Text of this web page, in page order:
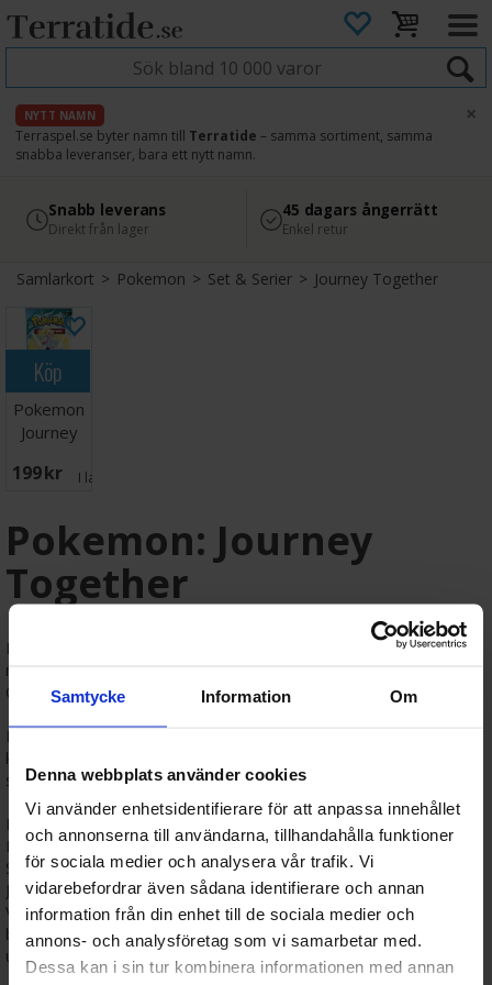
Samtycke Information Om
Denna webbplats använder cookies
Vi använder enhetsidentifierare för att anpassa innehållet
och annonserna till användarna, tillhandahålla funktioner
för sociala medier och analysera vår trafik. Vi
vidarebefordrar även sådana identifierare och annan
information från din enhet till de sociala medier och
annons- och analysföretag som vi samarbetar med.
Dessa kan i sin tur kombinera informationen med annan
NYTT NAMN
Terraspel.se byter namn till Terratide – samma sortiment, samma
snabba leveranser, bara ett nytt namn.
×
4.8
Läs omdömen på Google
Säker betalning
med Svea
Snabb leverans
Direkt från lager
45 dagars ångerrätt
Enkel retur
Samlarkort> Pokemon>Set & Serier> Journey Together
Köp
Pokemon
Journey
Booster
199 SEK I lager:
Pokemon: Journey
Together
Pokemon: Scarlet & Violet - Journey Together er den perfekte
måten å begynne å spille eller samle på Pokemon-kort! Hos
Gamezone kan du kjøpe elite trainer boxer og andre spesialbokser!
I vår nettbutikk finner du også et stort utvalg tilbehør som
kortbeskyttere, deckbokser, samlelabum og counters. Enten du
samler eller spiller med venner - vi har deg dekket!
Prismatic Evolutions er det niende settet i Scarlet & Violet for
Pokemon TCG.
Styrk båndene og slipp løs vennskapets kraft i Pokémon TCG:
Journey Together, den nyeste utvidelsen i Scarlet & Violet-serien!
Veiledet av dyp tillit og stødig mentorskap, får trenerne frem det
beste i sine Pokémon, og utnytter deres felles styrke til å ta enhver
utfordring - inkludert som mektige Pokémon ex!